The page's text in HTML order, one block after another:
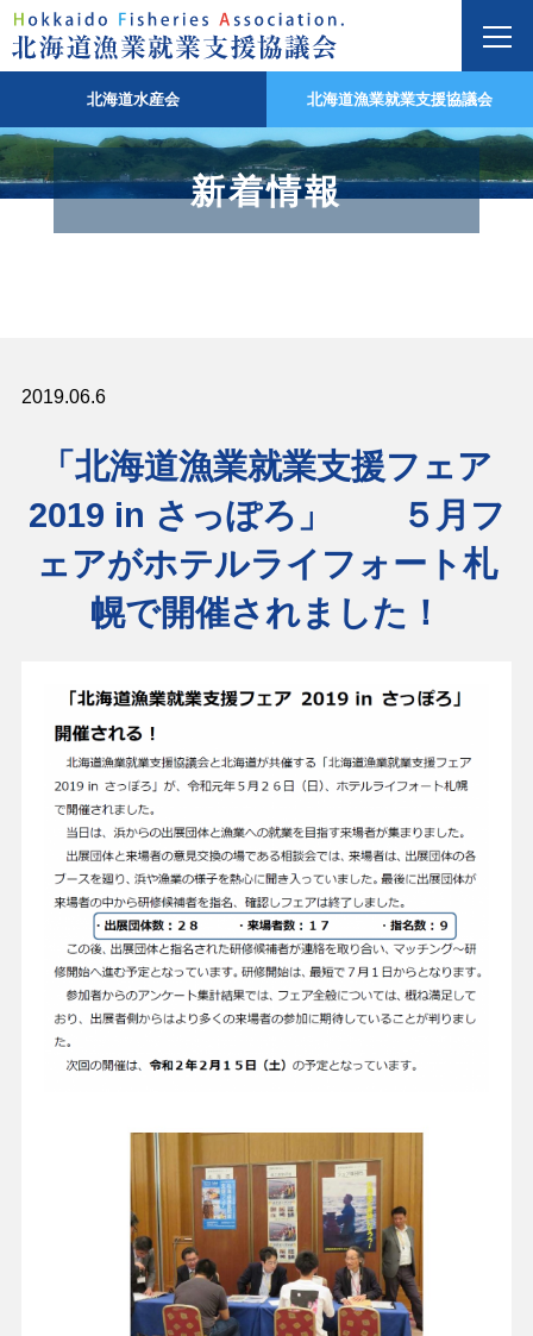
北海道水産会 北海道漁業就業支援協議会
新着情報
2019.06.6
「北海道漁業就業支援フェア
2019 in さっぽろ」 ５月フ
ェアがホテルライフォート札
幌で開催されました！